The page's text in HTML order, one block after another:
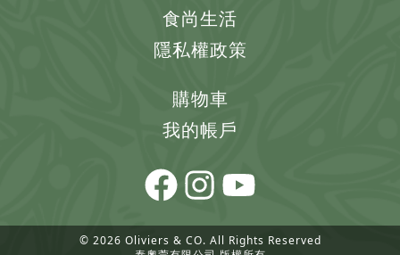
食尚生活
隱私權政策
購物車
我的帳戶
© 2026 Oliviers & CO. All Rights Reserved